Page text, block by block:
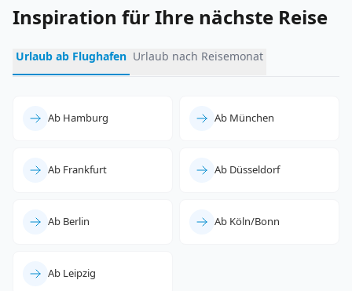
Inspiration für Ihre nächste Reise
Urlaub ab Flughafen Urlaub nach Reisemonat
Ab Hamburg Ab München
Ab Frankfurt Ab Düsseldorf
Ab Berlin Ab Köln/Bonn
Ab Leipzig